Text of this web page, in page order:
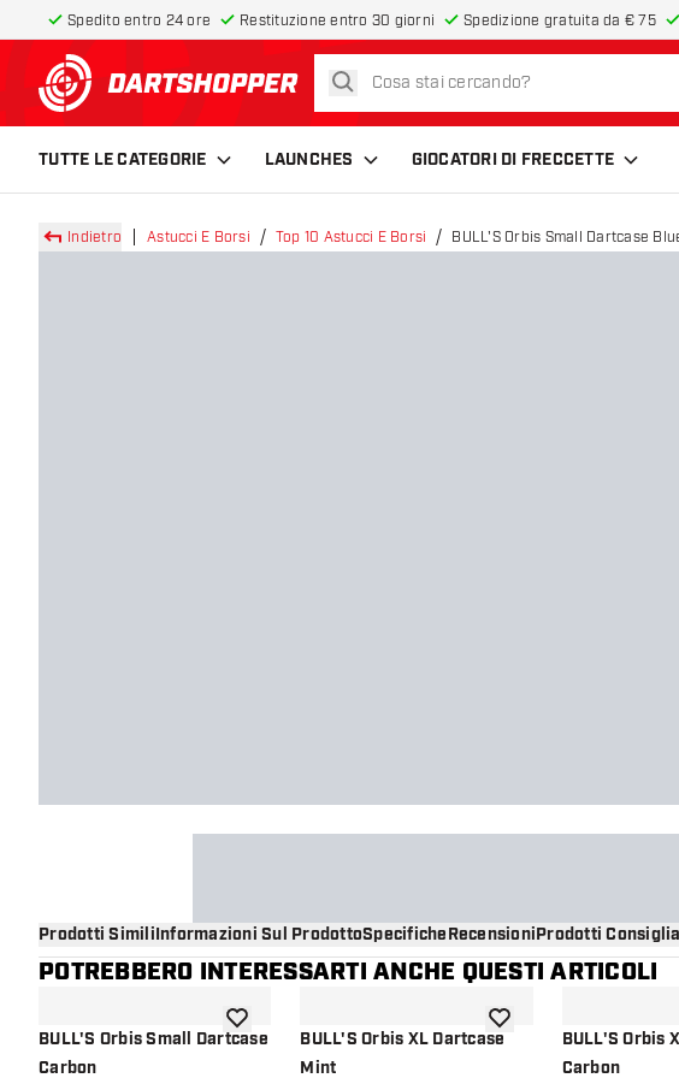
Spedito entro 24 ore Restituzione entro 30 giorni Spedizione gratuita da € 75
torna alla home page
cerca
TUTTE LE CATEGORIE LAUNCHES GIOCATORI DI FRECCETTE
Indietro Astucci E Borsi Top 10 Astucci E Borsi BULL'S Orbis Small Dartcase
Prodotti SimiliInformazioni Sul ProdottoSpecificheRecensioniProdotti
POTREBBERO INTERESSARTI ANCHE QUESTI ARTICOLI
BULL'S Orbis Small Dartcase
Carbon
aggiungi alla lista dei desideri
BULL'S Orbis XL Dartcase
Mint
aggiungi alla lista dei
BULL'S Orbis
Carbon